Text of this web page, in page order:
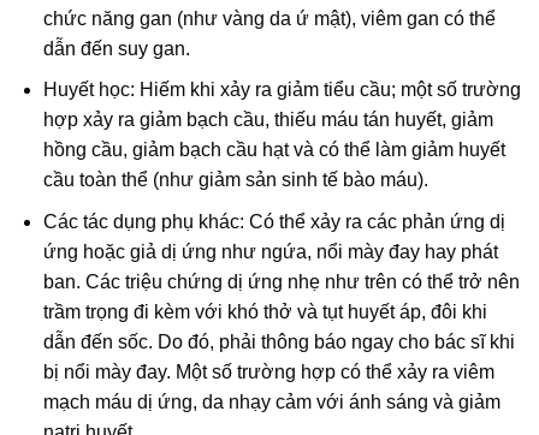
chức năng gan (như vàng da ứ mật), viêm gan có thể
dẫn đến suy gan.
Huyết học: Hiếm khi xảy ra giảm tiểu cầu; một số trường
hợp xảy ra giảm bạch cầu, thiếu máu tán huyết, giảm
hồng cầu, giảm bạch cầu hạt và có thể làm giảm huyết
cầu toàn thể (như giảm sản sinh tế bào máu).
Các tác dụng phụ khác: Có thể xảy ra các phản ứng dị
ứng hoặc giả dị ứng như ngứa, nổi mày đay hay phát
ban. Các triệu chứng dị ứng nhẹ như trên có thể trở nên
trầm trọng đi kèm với khó thở và tụt huyết áp, đôi khi
dẫn đến sốc. Do đó, phải thông báo ngay cho bác sĩ khi
bị nổi mày đay. Một số trường hợp có thể xảy ra viêm
mạch máu dị ứng, da nhạy cảm với ánh sáng và giảm